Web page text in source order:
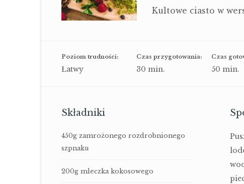
on
6
Kultowe ciasto w
Poziom trudności:
Łatwy
Czas przygotowania:
30 min.
Czas
50 min.
Składniki
450g zamrożonego rozdrobnionego
szpnaku
200g mleczka kokosowego